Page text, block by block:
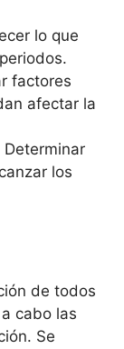
lo que
factores
afectar la
Determinar
los
de todos
cabo las
Se